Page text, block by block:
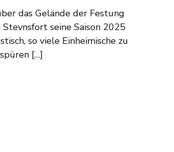
das Gelände der Festung
seine Saison 2025
so viele Einheimische zu
[…]